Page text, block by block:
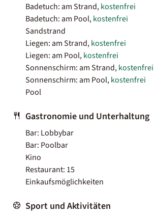
Badetuch: am Strand,kostenfrei
Badetuch: am Pool,kostenfrei
Sandstrand
Liegen: am Strand,kostenfrei
Liegen: am Pool,kostenfrei
Sonnenschirm: am Strand,kostenfrei
Sonnenschirm: am Pool,kostenfrei
Pool
Gastronomie und Unterhaltung
Bar: Lobbybar
Bar: Poolbar
Kino
Restaurant: 15
Einkaufsmöglichkeiten
Sport und Aktivitäten